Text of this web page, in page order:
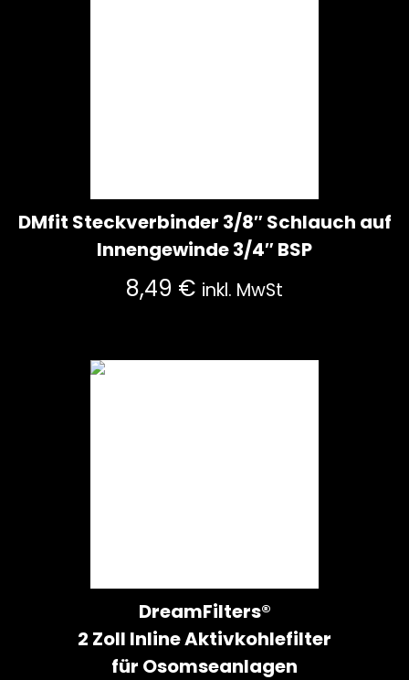
DMfit Steckverbinder 3/8″ Schlauch auf
Innengewinde 3/4″ BSP
8,49 € inkl. MwSt
DreamFilters®
2 Zoll Inline Aktivkohlefilter
für Osomseanlagen